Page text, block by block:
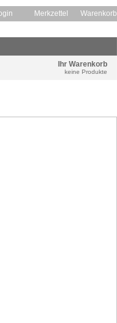
Merkzettel Warenkorb
Ihr Warenkorb
keine Produkte